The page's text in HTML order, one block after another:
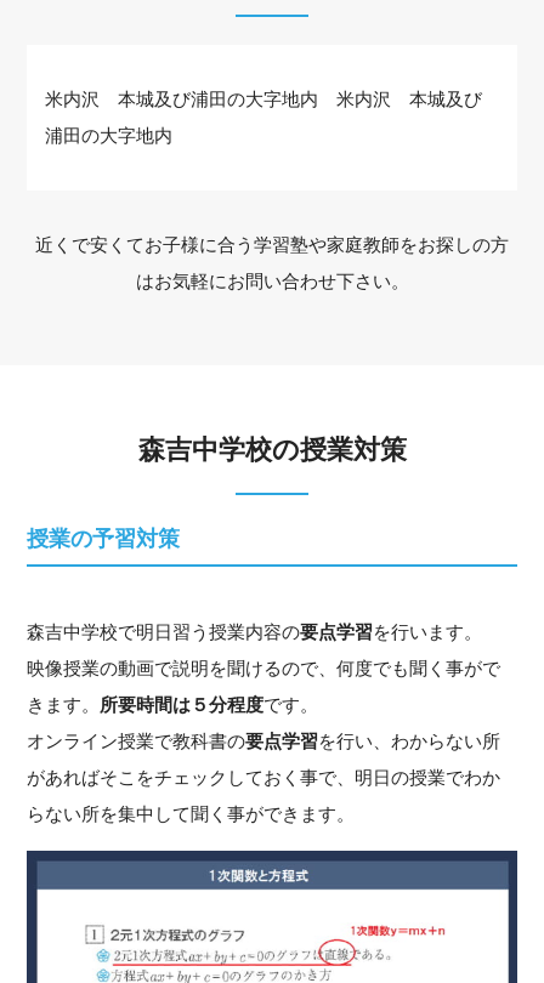
米内沢 本城及び浦田の大字地内 米内沢 本城及び
浦田の大字地内
近くで安くてお子様に合う学習塾や家庭教師をお探しの方
はお気軽にお問い合わせ下さい。
森吉中学校の授業対策
授業の予習対策
森吉中学校で明日習う授業内容の要点学習を行います。
映像授業の動画で説明を聞けるので、何度でも聞く事がで
きます。 所要時間は５分程度です。
オンライン授業で教科書の要点学習を行い、わからない所
があればそこをチェックしておく事で、明日の授業でわか
らない所を集中して聞く事ができます。